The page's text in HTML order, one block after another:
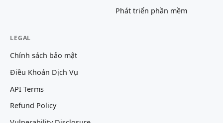
Phát triển phần mềm
LEGAL
Chính sách bảo mật
Điều Khoản Dịch Vụ
API Terms
Refund Policy